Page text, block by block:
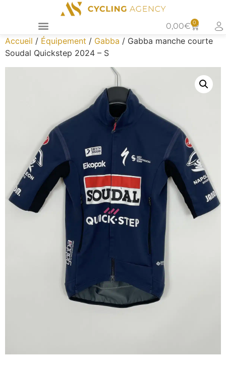
0,00€ 0
Accueil / Équipement / Gabba / Gabba manche courte
Soudal Quickstep 2024 – S